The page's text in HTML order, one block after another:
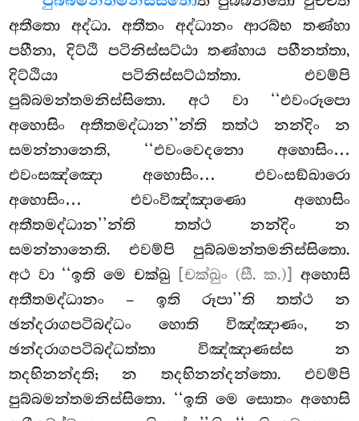
අතීතො අද්ධා. අතීතං අද්ධානං ආරබ්භ තණ්හා
පහීනා, දිට්ඨි පටිනිස්සට්ඨා තණ්හාය පහීනත්තා,
දිට්ඨියා පටිනිස්සට්ඨත්තා. එවම්පි
පුබ්බමන්තමනිස්සිතො. අථ වා ‘‘එවංරූපො
අහොසිං අතීතමද්ධාන’’න්ති තත්ථ නන්දිං න
සමන්නානෙති, ‘‘එවංවෙදනො අහොසිං…
එවංසඤ්ඤො අහොසිං… එවංසඞ්ඛාරො
අහොසිං… එවංවිඤ්ඤාණො අහොසිං
අතීතමද්ධාන’’න්ති තත්ථ නන්දිං න
සමන්නානෙති. එවම්පි පුබ්බමන්තමනිස්සිතො.
අථ වා ‘‘ඉති මෙ චක්ඛු
[චක්ඛුං (සී. ක.)]
අහොසි
අතීතමද්ධානං – ඉති රූපා’’ති තත්ථ න
ඡන්දරාගපටිබද්ධං හොති විඤ්ඤාණං, න
ඡන්දරාගපටිබද්ධත්තා විඤ්ඤාණස්ස න
තදභිනන්දති; න තදභිනන්දන්තො. එවම්පි
පුබ්බමන්තමනිස්සිතො. ‘‘ඉති මෙ සොතං අහොසි